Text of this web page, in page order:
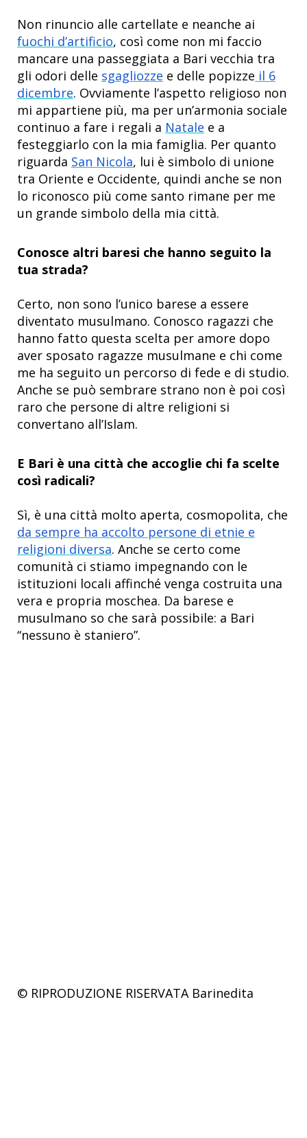
Non rinuncio alle cartellate e neanche ai
fuochi d’artificio, così come non mi faccio
mancare una passeggiata a Bari vecchia tra
gli odori delle sgagliozze e delle popizze il 6
dicembre. Ovviamente l’aspetto religioso non
mi appartiene più, ma per un’armonia sociale
continuo a fare i regali a Natale e a
festeggiarlo con la mia famiglia. Per quanto
riguarda San Nicola, lui è simbolo di unione
tra Oriente e Occidente, quindi anche se non
lo riconosco più come santo rimane per me
un grande simbolo della mia città.
Conosce altri baresi che hanno seguito la
tua strada?
Certo, non sono l’unico barese a essere
diventato musulmano. Conosco ragazzi che
hanno fatto questa scelta per amore dopo
aver sposato ragazze musulmane e chi come
me ha seguito un percorso di fede e di studio.
Anche se può sembrare strano non è poi così
raro che persone di altre religioni si
convertano all’Islam.
E Bari è una città che accoglie chi fa scelte
così radicali?
Sì, è una città molto aperta, cosmopolita, che
da sempre ha accolto persone di etnie e
religioni diversa. Anche se certo come
comunità ci stiamo impegnando con le
istituzioni locali affinché venga costruita una
vera e propria moschea. Da barese e
musulmano so che sarà possibile: a Bari
“nessuno è staniero”.
© RIPRODUZIONE RISERVATA Barinedita